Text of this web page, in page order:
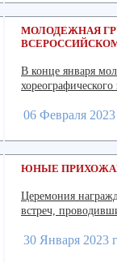
МОЛОДЕЖНАЯ
В конце января
06 Февраля 2023
ЮНЫЕ
Церемония
встреч,
30 Января 2023